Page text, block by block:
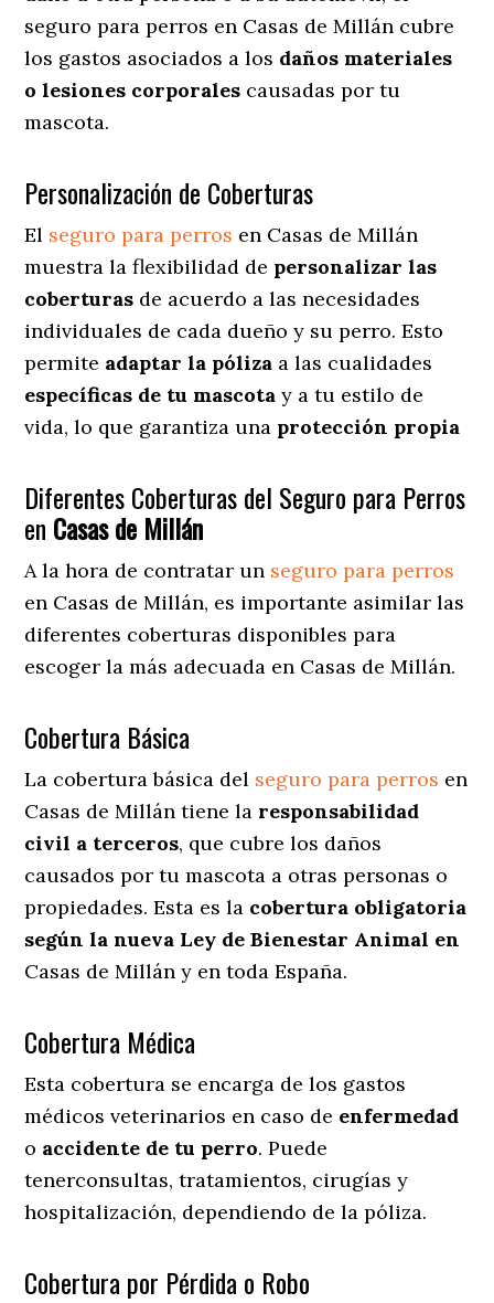
seguro para perros en Casas de Millán cubre
los gastos asociados a los daños materiales
o lesiones corporales causadas por tu
mascota.
Personalización de Coberturas
El seguro para perros en Casas de Millán
muestra la flexibilidad de personalizar las
coberturas de acuerdo a las necesidades
individuales de cada dueño y su perro. Esto
permite adaptar la póliza a las cualidades
específicas de tu mascota y a tu estilo de
vida, lo que garantiza una protección propia
Diferentes Coberturas del Seguro para Perros
en Casas de Millán
A la hora de contratar un seguro para perros
en Casas de Millán, es importante asimilar las
diferentes coberturas disponibles para
escoger la más adecuada en Casas de Millán.
Cobertura Básica
La cobertura básica del seguro para perros en
Casas de Millán tiene la responsabilidad
civil a terceros, que cubre los daños
causados por tu mascota a otras personas o
propiedades. Esta es la cobertura obligatoria
según la nueva Ley de Bienestar Animal en
Casas de Millán y en toda España.
Cobertura Médica
Esta cobertura se encarga de los gastos
médicos veterinarios en caso de enfermedad
o accidente de tu perro. Puede
tenerconsultas, tratamientos, cirugías y
hospitalización, dependiendo de la póliza.
Cobertura por Pérdida o Robo